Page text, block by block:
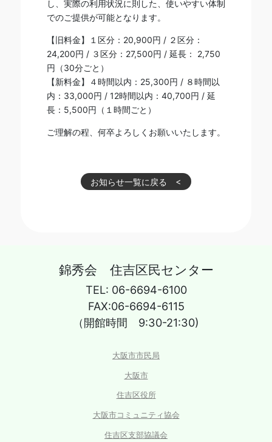
し、実際の利用状況に則した、使いやすい体制
でのご提供が可能となります。
【旧料金】１区分：20,900円 / ２区分：
24,200円 / ３区分：27,500円 / 延長： 2,750
円（30分ごと）
【新料金】４時間以内：25,300円 / ８時間以
内：33,000円 / 12時間以内：40,700円 / 延
長：5,500円（１時間ごと）
ご理解の程、何卒よろしくお願いいたします。
お知らせ一覧に戻る
錦秀会 住吉区民センター
TEL: 06-6694-6100
FAX:06-6694-6115
（開館時間 9:30-21:30)
大阪市市民局
大阪市
住吉区役所
大阪市コミュニティ協会
住吉区支部協議会